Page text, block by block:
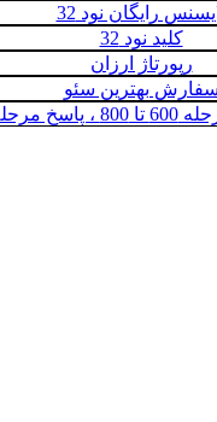
رایگان نود 32
کلید نود 32
رپورتاژ ارزان
سفارش بهترین سئو
600 تا 800